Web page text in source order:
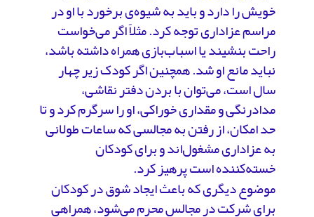
خویش را دارد و باید به شیوه‌ی برخورد با او در
مراسم عزاداری توجه کرد. مثلاً اگر می‌خواست
راحت بنشیند یا اسباب‌بازی همراه داشته باشد،
نباید مانع او شد. همچنین اگر کودک زیر چهار
سال است، می‌توان با بردن دفتر نقاشی،
مدادرنگی و مقداری خوراکی، او را سرگرم کرد و تا
حد امکان، از رفتن به مجالسی که ساعات طولانی
به عزاداری مشغول‌اند و برای کودکان
خسته‌کننده است پرهیز کرد.
موضوع دیگری که باعث ایجاد شوق در کودکان
برای شرکت در مجالس محرم می‌شود، همراهی